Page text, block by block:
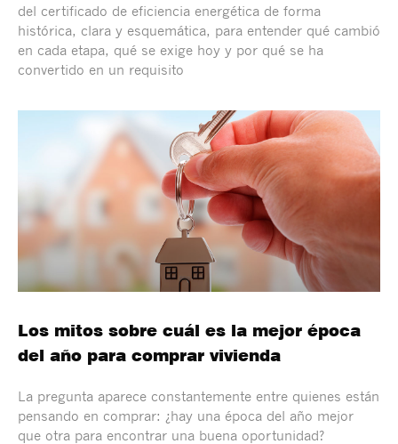
del certificado de eficiencia energética de forma
histórica, clara y esquemática, para entender qué cambió
en cada etapa, qué se exige hoy y por qué se ha
convertido en un requisito
Los mitos sobre cuál es la mejor época
del año para comprar vivienda
La pregunta aparece constantemente entre quienes están
pensando en comprar: ¿hay una época del año mejor
que otra para encontrar una buena oportunidad?